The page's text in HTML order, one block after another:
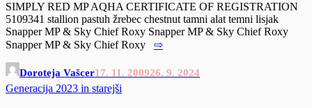
SIMPLY RED MP AQHA CERTIFICATE OF REGISTRATION
5109341 stallion pastuh žrebec chestnut tamni alat temni lisjak
Snapper MP & Sky Chief Roxy Snapper MP & Sky Chief Roxy
Snapper MP & Sky Chief Roxy ⇨
Doroteja Vašcer17. 11. 200926. 9. 2024
Generacija 2023 in starejši